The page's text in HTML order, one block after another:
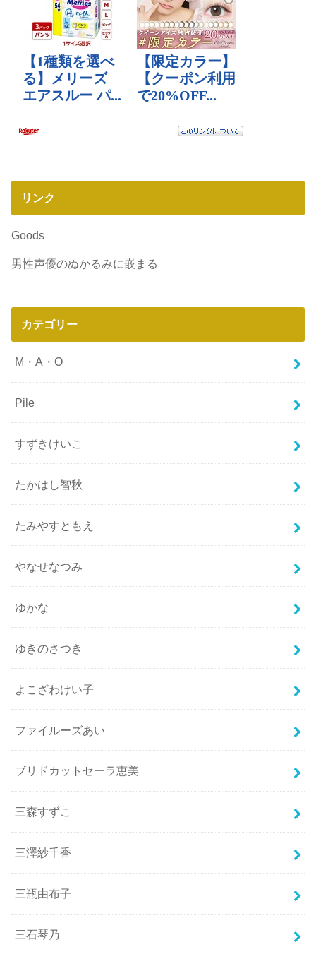
リンク
Goods
男性声優のぬかるみに嵌まる
カテゴリー
M・A・O
Pile
すずきけいこ
たかはし智秋
たみやすともえ
やなせなつみ
ゆかな
ゆきのさつき
よこざわけい子
ファイルーズあい
ブリドカットセーラ恵美
三森すずこ
三澤紗千香
三瓶由布子
三石琴乃